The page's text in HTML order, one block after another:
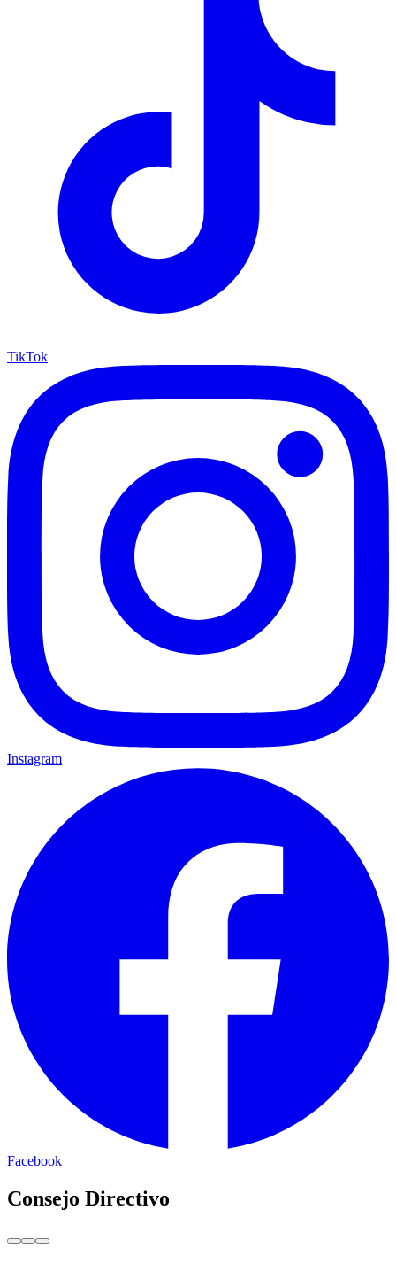
TikTok
Instagram
Facebook
Consejo Directivo